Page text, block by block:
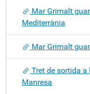
Mar Grimalt
Mediterrània
Mar Grimalt
Tret de sortida
Manresa